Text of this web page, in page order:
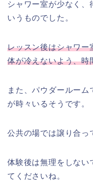
シャワー室が少なく、
いうものでした。
レッスン後はシャワー
体が冷えないよう、時
また、パウダールー
が時々いるそうです。
公共の場では譲り合っ
体験後は無理をしない
てくださいね。